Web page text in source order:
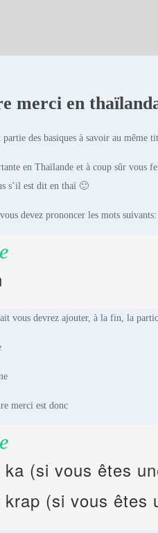
merci en
des basiques à savoir au même
en Thaïlande et à coup sûr vous
s’il est dit en thaï 🙂
vous devez prononcer les mots suivants:
vous devrez ajouter, à la fin, la
merci est donc
ka (si vous êtes
krap (si vous êtes